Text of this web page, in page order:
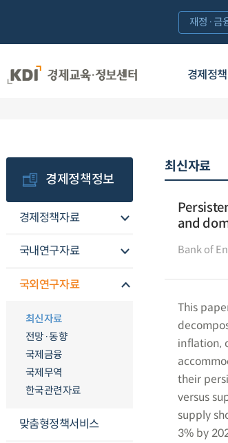
경제정
재정·금
경제정책정보
경제정책자료
국내연구자료
국외연구자료
최신자료
전망·동향
국제금융
국제무역
한국관련자료
맞춤형정책서비스
최신자료
and
Bank of
This
inflation,
their
versus
supply
3% by